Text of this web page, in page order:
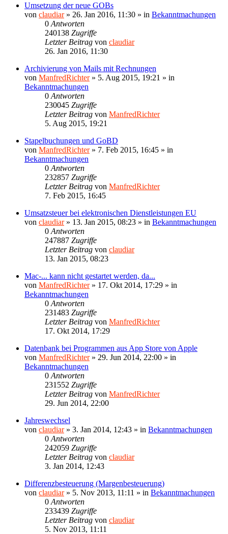
Umsetzung der neue GOBs
von claudiar» 26. Jan 2016, 11:30 » in Bekanntmachungen
0 Antworten
240138 Zugriffe
Letzter Beitrag von claudiar
26. Jan 2016, 11:30
Archivierung von Mails mit Rechnungen
von ManfredRichter» 5. Aug 2015, 19:21 » in
Bekanntmachungen
0 Antworten
230045 Zugriffe
Letzter Beitrag von ManfredRichter
5. Aug 2015, 19:21
Stapelbuchungen und GoBD
von ManfredRichter» 7. Feb 2015, 16:45 » in
Bekanntmachungen
0 Antworten
232857 Zugriffe
Letzter Beitrag von ManfredRichter
7. Feb 2015, 16:45
Umsatzsteuer bei elektronischen Dienstleistungen EU
von claudiar» 13. Jan 2015, 08:23 » in Bekanntmachungen
0 Antworten
247887 Zugriffe
Letzter Beitrag von claudiar
13. Jan 2015, 08:23
Mac-... kann nicht gestartet werden, da...
von ManfredRichter» 17. Okt 2014, 17:29 » in
Bekanntmachungen
0 Antworten
231483 Zugriffe
Letzter Beitrag von ManfredRichter
17. Okt 2014, 17:29
Datenbank bei Programmen aus App Store von Apple
von ManfredRichter» 29. Jun 2014, 22:00 » in
Bekanntmachungen
0 Antworten
231552 Zugriffe
Letzter Beitrag von ManfredRichter
29. Jun 2014, 22:00
Jahreswechsel
von claudiar» 3. Jan 2014, 12:43 » in Bekanntmachungen
0 Antworten
242059 Zugriffe
Letzter Beitrag von claudiar
3. Jan 2014, 12:43
Differenzbesteuerung (Margenbesteuerung)
von claudiar» 5. Nov 2013, 11:11 » in Bekanntmachungen
0 Antworten
233439 Zugriffe
Letzter Beitrag von claudiar
5. Nov 2013, 11:11